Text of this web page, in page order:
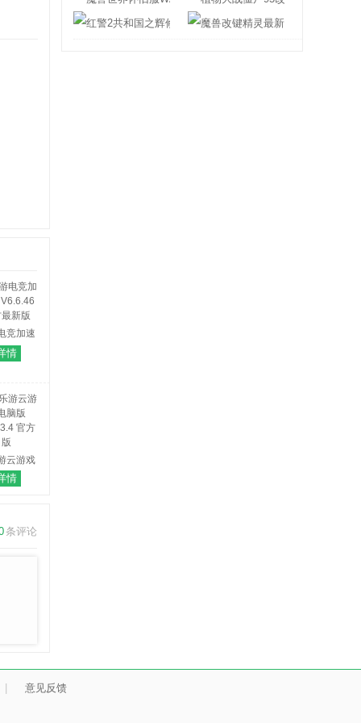
竞加速
官
新版
情
云游戏
版
官方
情
条评论
红警2共和国之辉修改器
意见反馈